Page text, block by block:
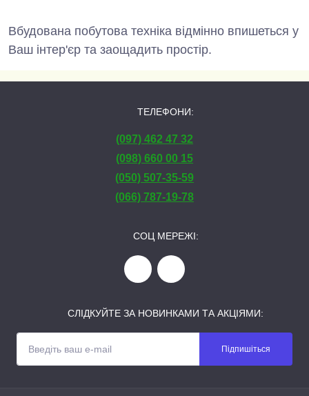
Вбудована побутова техніка відмінно впишеться у
Ваш інтер'єр та заощадить простір.
ТЕЛЕФОНИ:
(097) 462 47 32
(098) 660 00 15
(050) 507-35-59
(066) 787-19-78
СОЦ МЕРЕЖІ:
СЛІДКУЙТЕ ЗА НОВИНКАМИ ТА АКЦІЯМИ:
Підпишіться